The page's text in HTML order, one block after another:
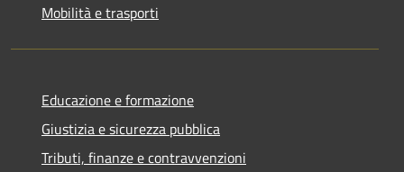
Mobilità e trasporti
Educazione e formazione
Giustizia e sicurezza pubblica
Tributi, finanze e contravvenzioni